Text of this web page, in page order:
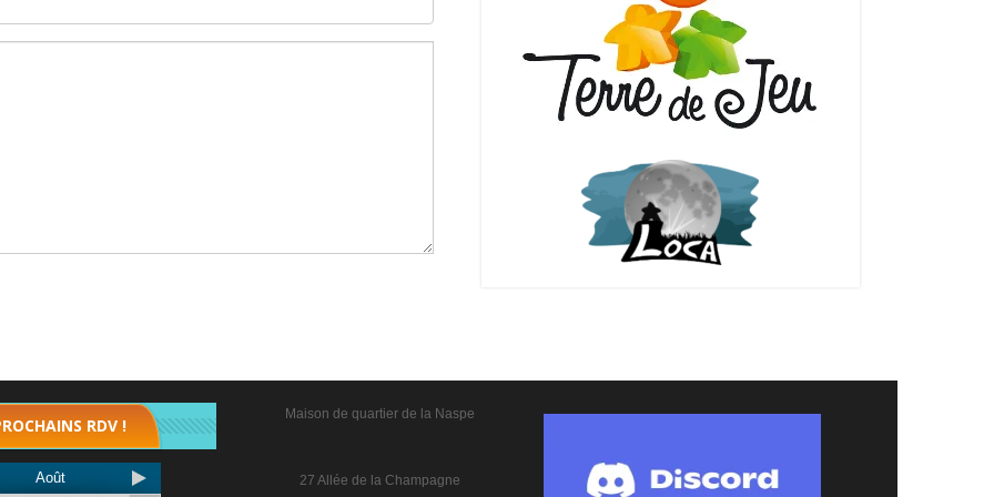
RDV !
Août
Maison de quartier de la Naspe
27 Allée de la Champagne